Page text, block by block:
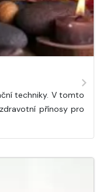
techniky. V tomto
přínosy pro